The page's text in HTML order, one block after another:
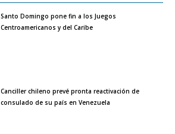
Santo Domingo pone fin a los Juegos
Centroamericanos y del Caribe
Canciller chileno prevé pronta reactivación de
consulado de su país en Venezuela